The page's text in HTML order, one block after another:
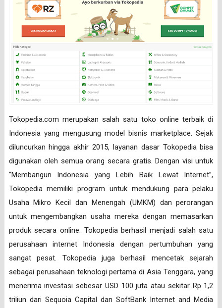
Tokopedia.com merupakan salah satu toko online terbaik di
Indonesia yang mengusung model bisnis marketplace. Sejak
diluncurkan hingga akhir 2015, layanan dasar Tokopedia bisa
digunakan oleh semua orang secara gratis. Dengan visi untuk
“Membangun Indonesia yang Lebih Baik Lewat Internet”,
Tokopedia memiliki program untuk mendukung para pelaku
Usaha Mikro Kecil dan Menengah (UMKM) dan perorangan
untuk mengembangkan usaha mereka dengan memasarkan
produk secara online. Tokopedia berhasil menjadi salah satu
perusahaan internet Indonesia dengan pertumbuhan yang
sangat pesat. Tokopedia juga berhasil mencetak sejarah
sebagai perusahaan teknologi pertama di Asia Tenggara, yang
menerima investasi sebesar USD 100 juta atau sekitar Rp 1,2
triliun dari Sequoia Capital dan SoftBank Internet and Media